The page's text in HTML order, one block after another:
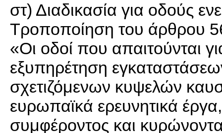
στ) Διαδικασία για οδούς
Τροποποίηση του άρθρου
«Οι οδοί που απαιτούνται
εξυπηρέτηση
σχετιζόμενων κυψελών
ευρωπαϊκά ερευνητικά
συμφέροντος και